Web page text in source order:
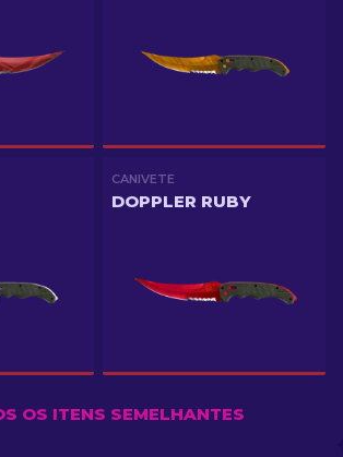
CANIVETE
DOPPLER RUBY
OS ITENS SEMELHANTES